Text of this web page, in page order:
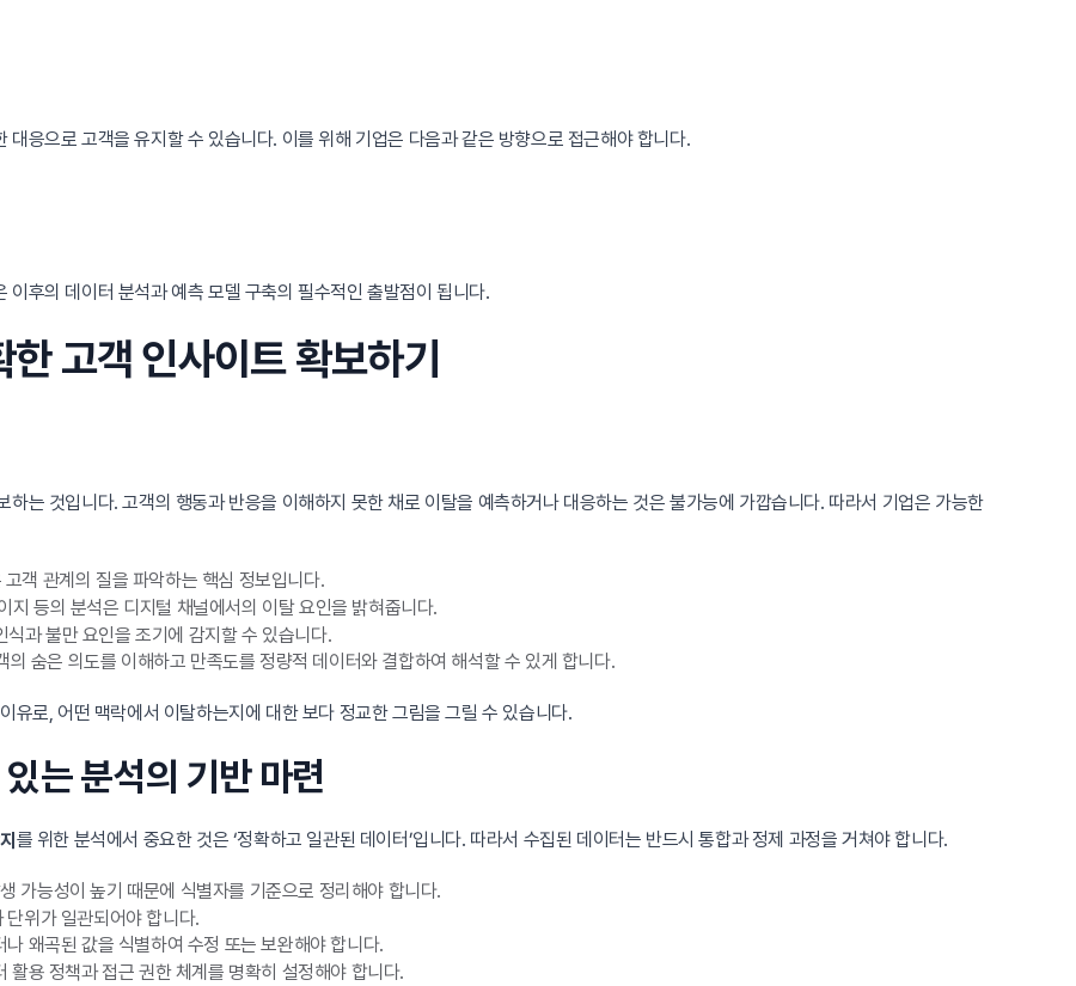
응으로 고객을 유지할 수 있습니다. 이를 위해 기업은 다음과 같은 방향으로 접근해야 합니다.
후의 데이터 분석과 예측 모델 구축의 필수적인 출발점이 됩니다.
고객 인사이트 확보하기
하는 것입니다. 고객의 행동과 반응을 이해하지 못한 채로 이탈을 예측하거나 대응하는 것은 불가능에 가깝습니다. 따라서 기업은 가능한
객 관계의 질을 파악하는 핵심 정보입니다.
등의 분석은 디지털 채널에서의 이탈 요인을 밝혀줍니다.
과 불만 요인을 조기에 감지할 수 있습니다.
숨은 의도를 이해하고 만족도를 정량적 데이터와 결합하여 해석할 수 있게 합니다.
유로, 어떤 맥락에서 이탈하는지에 대한 보다 정교한 그림을 그릴 수 있습니다.
는 분석의 기반 마련
를 위한 분석에서 중요한 것은 ‘정확하고 일관된 데이터’입니다. 따라서 수집된 데이터는 반드시 통합과 정제 과정을 거쳐야 합니다.
가능성이 높기 때문에 식별자를 기준으로 정리해야 합니다.
위가 일관되어야 합니다.
왜곡된 값을 식별하여 수정 또는 보완해야 합니다.
용 정책과 접근 권한 체계를 명확히 설정해야 합니다.